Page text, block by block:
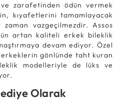
ve zarafetinden ödün vermek
kıyafetlerini tamamlayacak
vazgeçilmezdir. Assos
artan kaliteli erkek bileklik
devam ediyor. Özel
gönlünde taht kuran
modelleriyle de lüks ve
Olarak